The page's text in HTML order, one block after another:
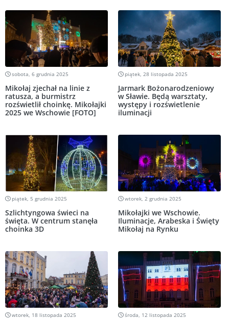
sobota, 6 grudnia 2025
Mikołaj zjechał na linie z
ratusza, a burmistrz
rozświetlił choinkę. Mikołajki
2025 we Wschowie [FOTO]
piątek, 28 listopada 2025
Jarmark Bożonarodzeniowy
w Sławie. Będą warsztaty,
występy i rozświetlenie
iluminacji
piątek, 5 grudnia 2025
Szlichtyngowa świeci na
święta. W centrum stanęła
choinka 3D
wtorek, 2 grudnia 2025
Mikołajki we Wschowie.
Iluminacje, Arabeska i Święty
Mikołaj na Rynku
wtorek, 18 listopada 2025 środa, 12 listopada 2025